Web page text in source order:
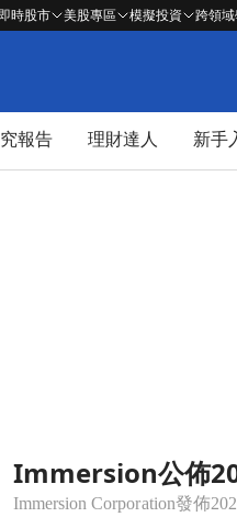
時股市 美股專區 模擬投資 跨領域
報告 理財達人 新手
財報：每股盈餘$0.30，營
Immersion公佈